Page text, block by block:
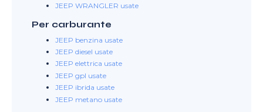
JEEP WRANGLER usate
Per carburante
JEEP benzina usate
JEEP diesel usate
JEEP elettrica usate
JEEP gpl usate
JEEP ibrida usate
JEEP metano usate